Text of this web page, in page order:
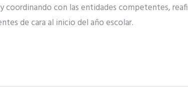
con las entidades competentes,
de cara al inicio del año escolar.